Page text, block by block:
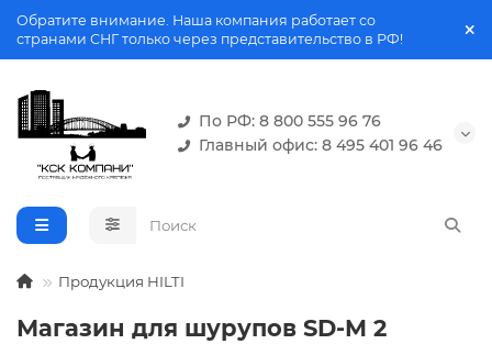
Обратите внимание. Наша компания работает со
странами СНГ только через представительство в РФ!
По РФ: 8 800 555 96 76
Главный офис: 8 495 401 96 46
Продукция HILTI
Магазин для шурупов SD-M 2